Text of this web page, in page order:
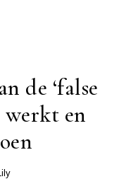
de ‘false
werkt en